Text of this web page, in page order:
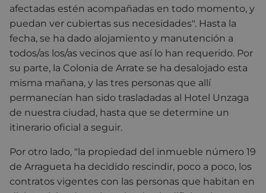
afectadas estén acompañadas en todo momento, y
puedan ver cubiertas sus necesidades". Hasta la
fecha, se ha dado alojamiento y manutención a
todos/as los/as vecinos que así lo han requerido. Por
su parte, la Colonia de Arrate se ha desalojado esta
misma mañana, y las tres personas que allí
permanecían han sido trasladadas al Hotel Unzaga
de nuestra ciudad, hasta que se determine un
itinerario oficial a seguir.
Por otro lado, "la propiedad del inmueble número 19
de Arragueta ha decidido rescindir, poco a poco, los
contratos vigentes con las personas que habitan en